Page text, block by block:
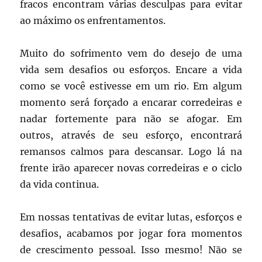
fracos encontram várias desculpas para evitar
ao máximo os enfrentamentos.
Muito do sofrimento vem do desejo de uma
vida sem desafios ou esforços. Encare a vida
como se você estivesse em um rio. Em algum
momento será forçado a encarar corredeiras e
nadar fortemente para não se afogar. Em
outros, através de seu esforço, encontrará
remansos calmos para descansar. Logo lá na
frente irão aparecer novas corredeiras e o ciclo
da vida continua.
Em nossas tentativas de evitar lutas, esforços e
desafios, acabamos por jogar fora momentos
de crescimento pessoal. Isso mesmo! Não se